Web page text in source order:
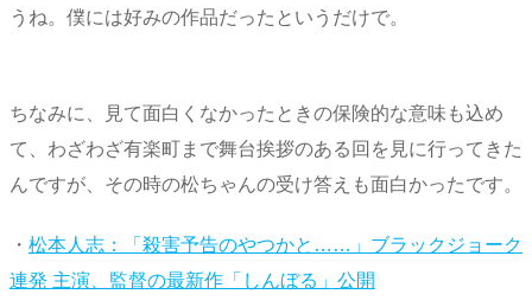
うね。僕には好みの作品だったというだけで。
ちなみに、見て面白くなかったときの保険的な意味も込め
て、わざわざ有楽町まで舞台挨拶のある回を見に行ってきた
んですが、その時の松ちゃんの受け答えも面白かったです。
・ 松本人志：「殺害予告のやつかと……」ブラックジョーク
連発 主演、監督の最新作「しんぼる」公開